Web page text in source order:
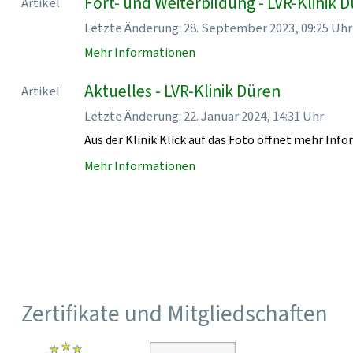
Letzte Änderung: 28. September 2023, 09:25 Uhr
Mehr Informationen
Artikel Aktuelles - LVR-Klinik Düren
Letzte Änderung: 22. Januar 2024, 14:31 Uhr
Aus der Klinik Klick auf das Foto öffnet mehr
Mehr Informationen
Zertifikate und Mitgliedschaften